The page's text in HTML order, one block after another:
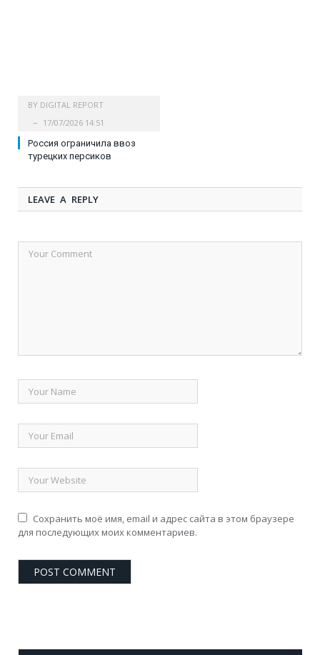
BY DIGITAL REPORT
17/07/2026 14:51
Россия ограничила ввоз
турецких персиков
LEAVE A REPLY
Сохранить моё имя, email и адрес сайта в этом браузере
для последующих моих комментариев.